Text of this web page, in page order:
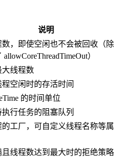
说明
数，即使空闲也不会被回收（除
）
大线程数
空闲时的存活时间
的时间单位
行任务的阻塞队列
工厂，可自定义线程名称等属
且线程数达到最大时的拒绝策略